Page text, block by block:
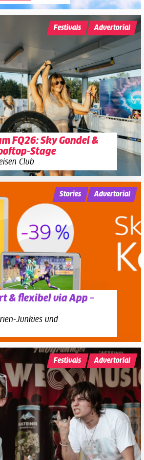
FQ26: Sky Gondel &
Stage
Club
Festivals Advertorial
& flexibel via App –
Junkies und
Stories Advertorial
Festivals Advertorial